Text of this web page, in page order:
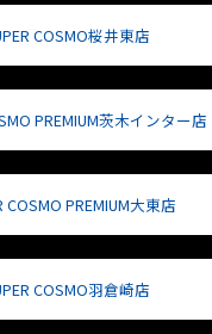
COSMO桜井東店
PREMIUM茨木インター店
COSMO PREMIUM大東店
COSMO羽倉崎店